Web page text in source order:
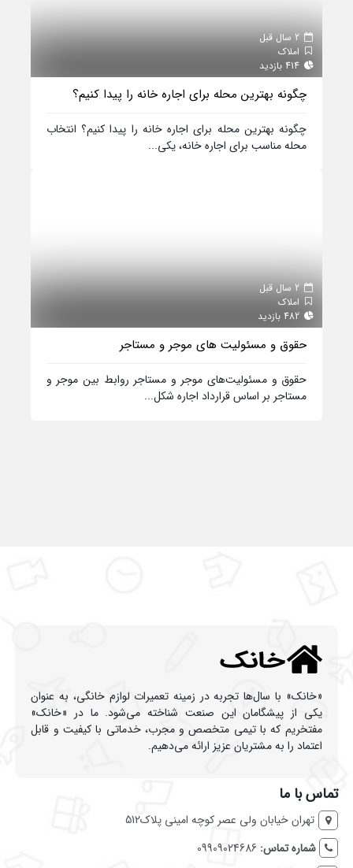
املاک
چگونه بهترین محله برای اجاره خانه را پیدا کنیم؟
چگونه بهترین محله برای اجاره خانه را پیدا کنیم؟ انتخاب
محله مناسب برای اجاره خانه، یکی...
املاک
حقوق و مسئولیت‌ های موجر و مستاجر
حقوق و مسئولیت‌های موجر و مستاجر روابط بین موجر و
مستاجر بر اساس قرارداد اجاره شکل...
«خانک» با سال‌ها تجربه در زمینه تعمیرات لوازم خانگی، به عنوان
یکی از پیشگامان این صنعت شناخته می‌شود. ما در «خانک»
مفتخریم که با تیمی متخصص و مجرب، خدماتی با کیفیت و قابل
اعتماد را به مشتریان عزیز ارائه می‌دهیم.
تماس با ما
تهران خیابان ولی عصر کوچه امینی پلاک512
شماره تماس: 09909024686